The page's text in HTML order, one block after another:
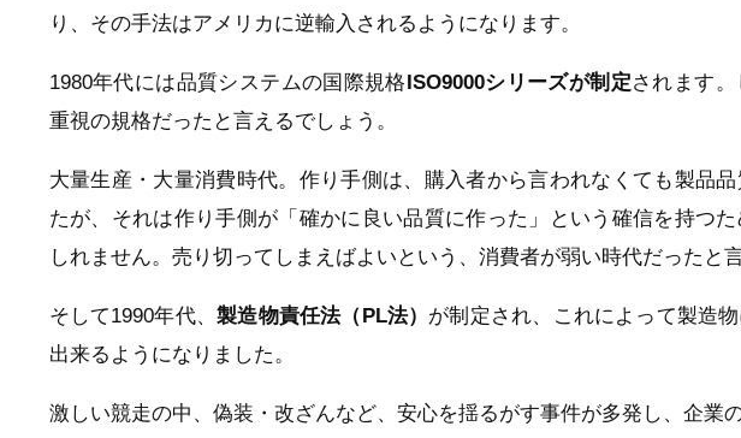
り、その手法はアメリカに逆輸入されるようになります。
1980年代には品質システムの国際規格 ISO9000シリーズが制定されます
重視の規格だったと言えるでしょう。
大量生産・大量消費時代。作り手側は、購入者から言われなくても製品
たが、それは作り手側が「確かに良い品質に作った」という確信を持つた
しれません。売り切ってしまえばよいという、消費者が弱い時代だったと
そして1990年代、製造物責任法（PL法） が制定され、これによって製造
出来るようになりました。
激しい競走の中、偽装・改ざんなど、安心を揺るがす事件が多発し、企業